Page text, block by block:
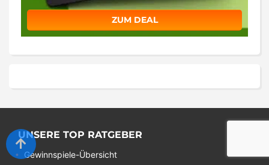
ZUM DEAL
UNSERE TOP RATGEBER
Gewinnspiele-Übersicht